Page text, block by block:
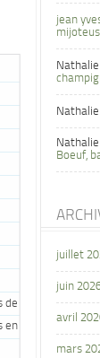
de
en
jean
Nathalie
Nathalie
Nathalie
Boeuf,
juillet
juin
avril
mars